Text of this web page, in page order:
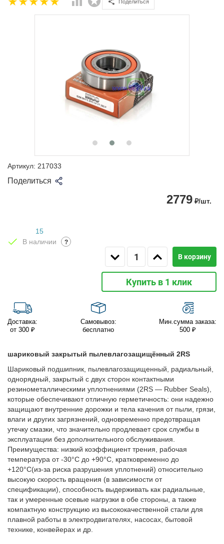
Поделиться
Артикул: 217033
Поделиться
2779 ₽/шт.
15
В наличии
?
В корзину
Купить в 1 клик
Доставка:
от 300 ₽
Самовывоз:
бесплатно
Мин.сумма заказа:
500 ₽
шариковый закрытый пылевлагозащищённый 2RS
Шариковый подшипник, пылевлагозащищенный, радиальный,
однорядный, закрытый с двух сторон контактными
резинометаллическими уплотнениями (2RS — Rubber Seals),
которые обеспечивают отличную герметичность: они надежно
защищают внутренние дорожки и тела качения от пыли, грязи,
влаги и других загрязнений, одновременно предотвращая
утечку смазки, что значительно продлевает срок службы в
эксплуатации без дополнительного обслуживания.
Преимущества: низкий коэффициент трения, рабочая
температура от -30°C до +90°C, кратковременно до
+120°C(из-за риска разрушения уплотнений) относительно
высокую скорость вращения (в зависимости от
спецификации), способность выдерживать как радиальные,
так и умеренные осевые нагрузки в обе стороны, а также
компактную конструкцию из высококачественной стали для
плавной работы в электродвигателях, насосах, бытовой
технике, конвейерах и др.